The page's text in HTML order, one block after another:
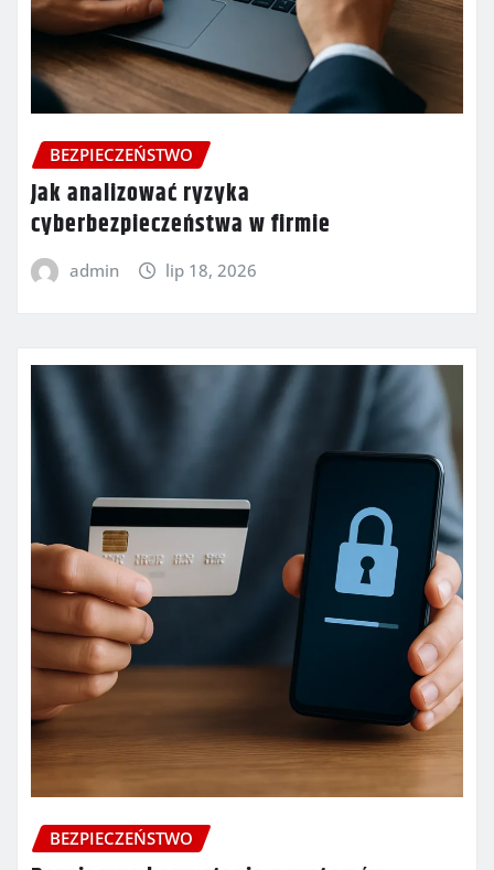
BEZPIECZEŃSTWO
Jak analizować ryzyka
cyberbezpieczeństwa w firmie
admin lip 18, 2026
BEZPIECZEŃSTWO